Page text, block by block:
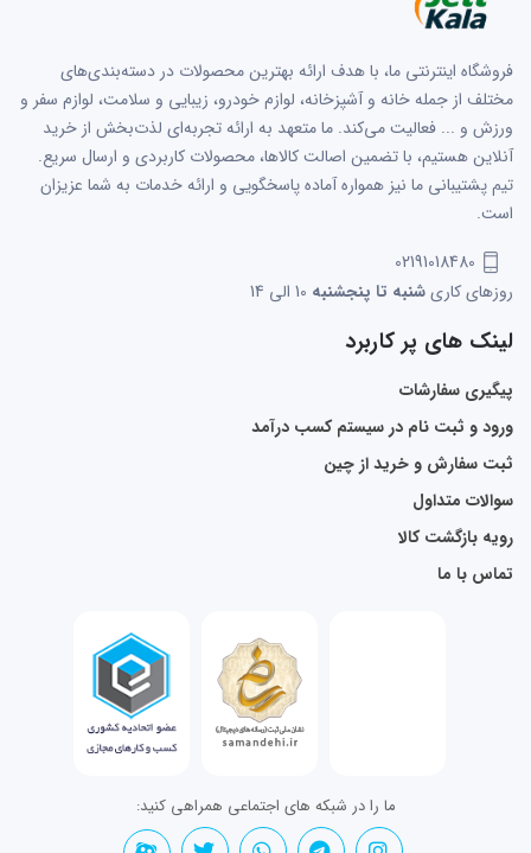
فروشگاه اینترنتی ما، با هدف ارائه بهترین محصولات در دسته‌بندی‌های
مختلف از جمله خانه و آشپزخانه، لوازم خودرو، زیبایی و سلامت، لوازم سفر و
ورزش و ... فعالیت می‌کند. ما متعهد به ارائه تجربه‌ای لذت‌بخش از خرید
آنلاین هستیم، با تضمین اصالت کالاها، محصولات کاربردی و ارسال سریع.
تیم پشتیبانی ما نیز همواره آماده پاسخگویی و ارائه خدمات به شما عزیزان
است.
02191018480
روزهای کاریشنبه تا پنجشنبه
لینک های پر کاربرد
پیگیری سفارشات
ورود و ثبت نام در سیستم کسب درآمد
ثبت سفارش و خرید از چین
سوالات متداول
رویه بازگشت کالا
تماس با ما
ما را در شبکه های اجتماعی همراهی کنید: